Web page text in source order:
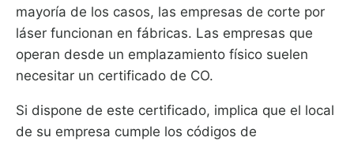
mayoría de los casos, las empresas de corte por
láser funcionan en fábricas. Las empresas que
operan desde un emplazamiento físico suelen
necesitar un certificado de CO.
Si dispone de este certificado, implica que el local
de su empresa cumple los códigos de